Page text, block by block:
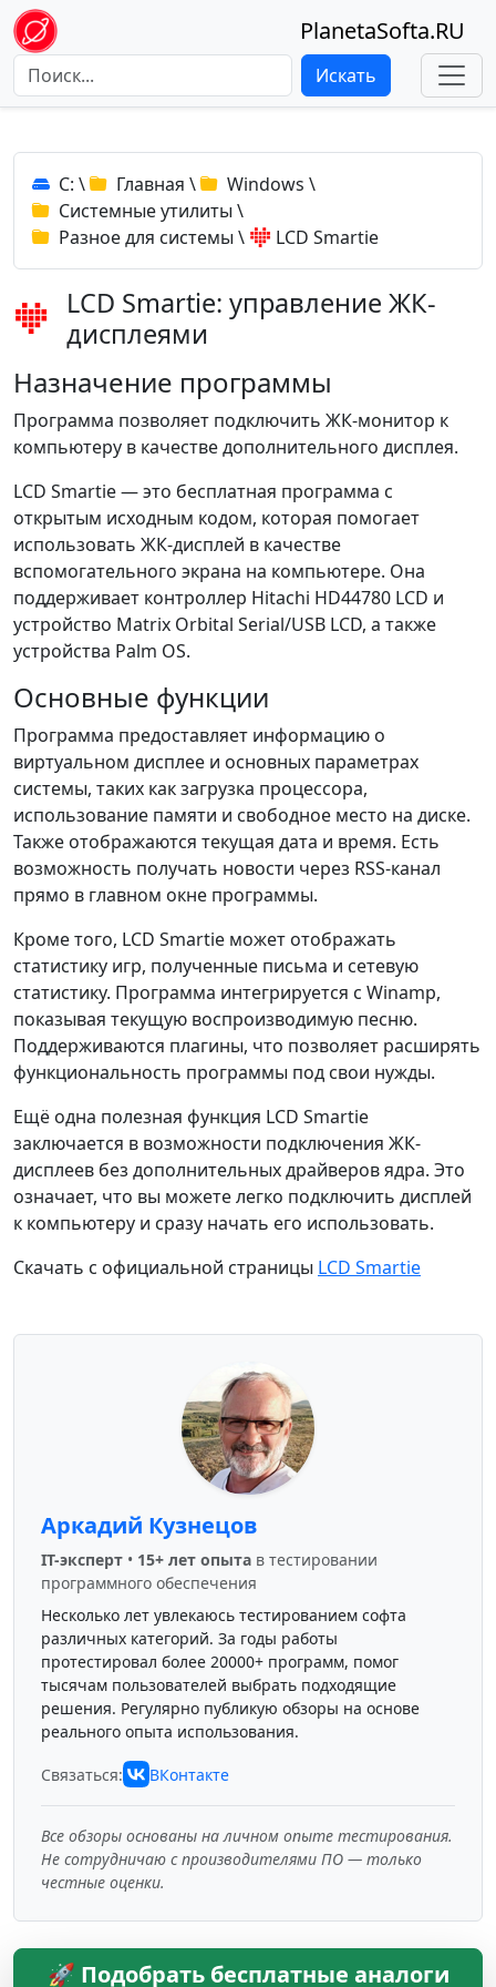
PlanetaSofta.RU
Искать
C: \ Главная \ Windows \
Системные утилиты \
Разное для системы \ LCD Smartie
LCD Smartie: управление ЖК-
дисплеями
Назначение программы
Программа позволяет подключить ЖК-монитор к
компьютеру в качестве дополнительного дисплея.
LCD Smartie — это бесплатная программа с
открытым исходным кодом, которая помогает
использовать ЖК-дисплей в качестве
вспомогательного экрана на компьютере. Она
поддерживает контроллер Hitachi HD44780 LCD и
устройство Matrix Orbital Serial/USB LCD, а также
устройства Palm OS.
Основные функции
Программа предоставляет информацию о
виртуальном дисплее и основных параметрах
системы, таких как загрузка процессора,
использование памяти и свободное место на диске.
Также отображаются текущая дата и время. Есть
возможность получать новости через RSS-канал
прямо в главном окне программы.
Кроме того, LCD Smartie может отображать
статистику игр, полученные письма и сетевую
статистику. Программа интегрируется с Winamp,
показывая текущую воспроизводимую песню.
Поддерживаются плагины, что позволяет расширять
функциональность программы под свои нужды.
Ещё одна полезная функция LCD Smartie
заключается в возможности подключения ЖК-
дисплеев без дополнительных драйверов ядра. Это
означает, что вы можете легко подключить дисплей
к компьютеру и сразу начать его использовать.
Скачать с официальной страницы LCD Smartie
Аркадий Кузнецов
IT-эксперт • 15+ лет опыта в тестировании
программного обеспечения
Несколько лет увлекаюсь тестированием софта
различных категорий. За годы работы
протестировал более 20000+ программ, помог
тысячам пользователей выбрать подходящие
решения. Регулярно публикую обзоры на основе
реального опыта использования.
Связаться: ВКонтакте
Все обзоры основаны на личном опыте тестирования.
Не сотрудничаю с производителями ПО — только
честные оценки.
🚀 Подобрать бесплатные аналоги